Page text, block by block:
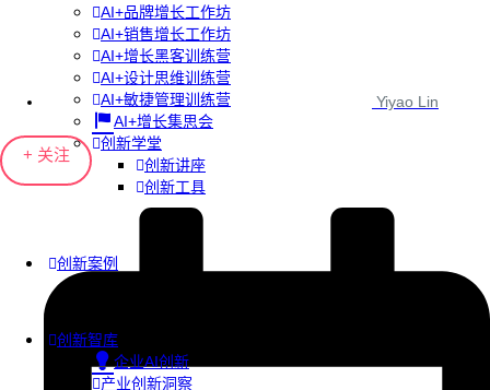
AI+品牌增长工作坊
AI+销售增长工作坊
AI+增长黑客训练营
AI+设计思维训练营
AI+敏捷管理训练营
AI+增长集思会
创新学堂
创新讲座
创新工具
创新案例
创新智库
企业AI创新
产业创新洞察
Yiyao Lin
+ 关注